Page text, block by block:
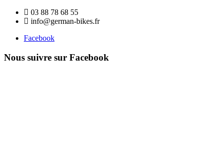
03 88 78 68 55
info@german-bikes.fr
Facebook
Nous suivre sur Facebook